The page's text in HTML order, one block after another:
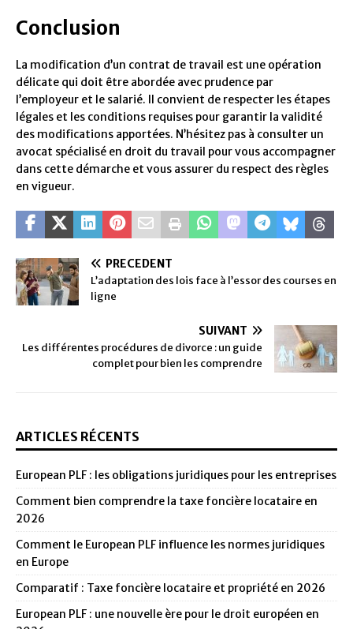
Conclusion
La modification d’un contrat de travail est une opération
délicate qui doit être abordée avec prudence par
l’employeur et le salarié. Il convient de respecter les étapes
légales et les conditions requises pour garantir la validité
des modifications apportées. N’hésitez pas à consulter un
avocat spécialisé en droit du travail pour vous accompagner
dans cette démarche et vous assurer du respect des règles
en vigueur.
PRÉCÉDENT
L’adaptation des lois face à l’essor des courses en
ligne
SUIVANT
Les différentes procédures de divorce : un guide
complet pour bien les comprendre
ARTICLES RÉCENTS
European PLF : les obligations juridiques pour les entreprises
Comment bien comprendre la taxe foncière locataire en
2026
Comment le European PLF influence les normes juridiques
en Europe
Comparatif : Taxe foncière locataire et propriété en 2026
European PLF : une nouvelle ère pour le droit européen en